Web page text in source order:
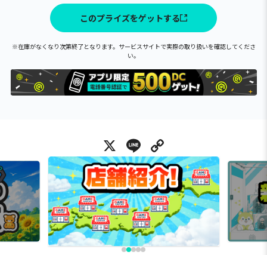
このプライズをゲットする
※在庫がなくなり次第終了となります。サービスサイトで実際の取り扱いを確認してくださ
い。
X Line